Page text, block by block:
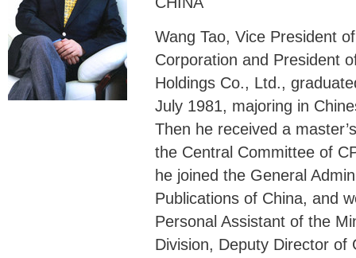
Wang Tao, Vice President
Corporation and President
Holdings Co., Ltd.,
July 1981, majoring in
Then he received a
the Central Committee of
he joined the General
Publications of China, and
Personal Assistant of the
Division, Deputy Director